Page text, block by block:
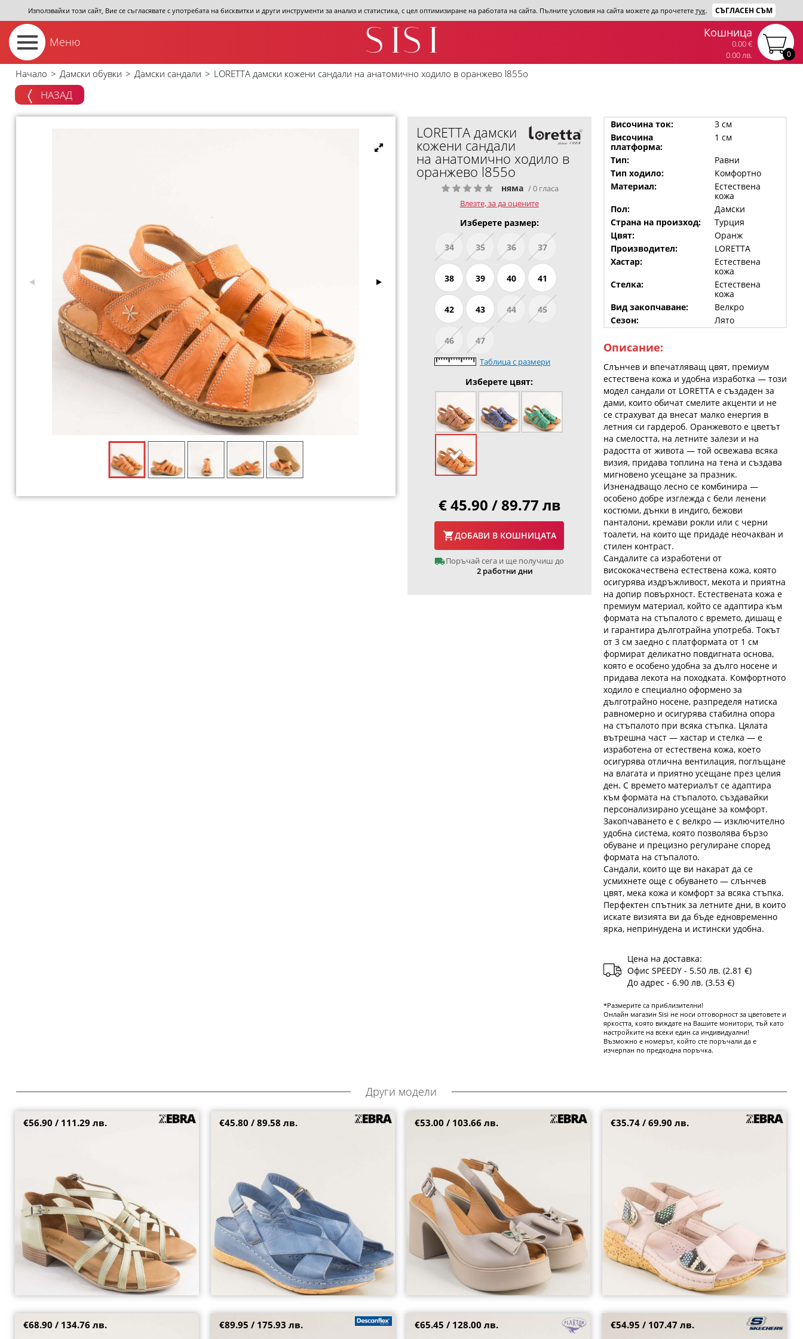
Използвайки този сайт, Вие се съгласявате с употребата на бисквитки и други инструменти за анализ и статистика, с цел оптимизиране на работата на сайта. Пълните условия на сайта можете да прочетете тук. СЪГЛАСЕН СЪМ
Меню
0
Кошница
0.00 €
0.00 лв.
Начало > Дамски обувки > Дамски сандали > LORETTA дамски кожени сандали на анатомично ходило в оранжево l855o
НАЗАД
LORETTA дамски
кожени сандали
на анатомично ходило в
оранжево l855o
няма / 0 гласа
Влезте, за да оцените
Изберете размер:
34 35 36 37
38 39 40 41
42 43 44 45
46 47
Таблица с размери
Изберете цвят:
€ 45.90 / 89.77 лв
ДОБАВИ В КОШНИЦАТА
Поръчай сега и ще получиш до
2 работни дни
Височина ток:
3 см
Височина
платформа:
1 см
Тип:
Равни
Тип ходило:
Комфортно
Материал:
Естествена
кожа
Пол:
Дамски
Страна на произход:
Турция
Цвят:
Оранж
Производител:
LORETTA
Хастар:
Естествена
кожа
Стелка:
Естествена
кожа
Вид закопчаване:
Велкро
Сезон:
Лято
Описание:
Слънчев и впечатляващ цвят, премиум
естествена кожа и удобна изработка — този
модел сандали от LORETTA е създаден за
дами, които обичат смелите акценти и не
се страхуват да внесат малко енергия в
летния си гардероб. Оранжевото е цветът
на смелостта, на летните залези и на
радостта от живота — той освежава всяка
визия, придава топлина на тена и създава
мигновено усещане за празник.
Изненадващо лесно се комбинира —
особено добре изглежда с бели ленени
костюми, дънки в индиго, бежови
панталони, кремави рокли или с черни
тоалети, на които ще придаде неочакван и
стилен контраст.
Сандалите са изработени от
висококачествена естествена кожа, която
осигурява издръжливост, мекота и приятна
на допир повърхност. Естествената кожа е
премиум материал, който се адаптира към
формата на стъпалото с времето, дишащ е
и гарантира дълготрайна употреба. Токът
от 3 см заедно с платформата от 1 см
формират деликатно повдигната основа,
която е особено удобна за дълго носене и
придава лекота на походката. Комфортното
ходило е специално оформено за
дълготрайно носене, разпределя натиска
равномерно и осигурява стабилна опора
на стъпалото при всяка стъпка. Цялата
вътрешна част — хастар и стелка — е
изработена от естествена кожа, което
осигурява отлична вентилация, поглъщане
на влагата и приятно усещане през целия
ден. С времето материалът се адаптира
към формата на стъпалото, създавайки
персонализирано усещане за комфорт.
Закопчаването е с велкро — изключително
удобна система, която позволява бързо
обуване и прецизно регулиране според
формата на стъпалото.
Сандали, които ще ви накарат да се
усмихнете още с обуването — слънчев
цвят, мека кожа и комфорт за всяка стъпка.
Перфектен спътник за летните дни, в които
искате визията ви да бъде едновременно
ярка, непринудена и истински удобна.
Цена на доставка:
Офис SPEEDY - 5.50 лв. (2.81 €)
До адрес - 6.90 лв. (3.53 €)
*Размерите са приблизителни!
Онлайн магазин Sisi не носи отговорност за цветовете и
яркостта, която виждате на Вашите монитори, тъй като
настройките на всеки един са индивидуални!
Възможно е номерът, който сте поръчали да е
изчерпан по предходна поръчка.
Други модели
Кожени дамски сандали с отворени пръсти и
€56.90 / 111.29 лв.
Кожени дамски сандали на платформа в син
€45.80 / 89.58 лв.
Дамски сандал в бежова кожа с модерна визия
€53.00 / 103.66 лв.
KARYOKA дамски сандали в розов цвят с
€35.74 / 69.90 лв.
Естествен велур дамски сандали в модерен
€68.90 / 134.76 лв.
Сребърни дамски елегантни сандали с бежова
€89.95 / 175.93 лв.
Модерни дамски чехли от естествен набук в
€65.45 / 128.00 лв.
Комфортни дамски сандали SKECHERS с
€54.95 / 107.47 лв.